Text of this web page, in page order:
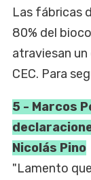
Las fábricas
80% del
atraviesan
CEC. Para
5 - Marcos
Nicolás Pino
"Lamento